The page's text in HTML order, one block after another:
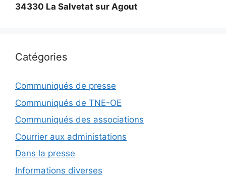
34330 La Salvetat sur Agout
Catégories
Communiqués de presse
Communiqués de TNE-OE
Communiqués des associations
Courrier aux administations
Dans la presse
Informations diverses